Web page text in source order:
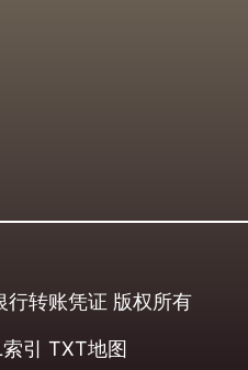
行转账凭证 版权所有
引 TXT地图